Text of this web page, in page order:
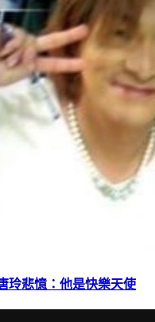
玲悲憶：他是快樂天使